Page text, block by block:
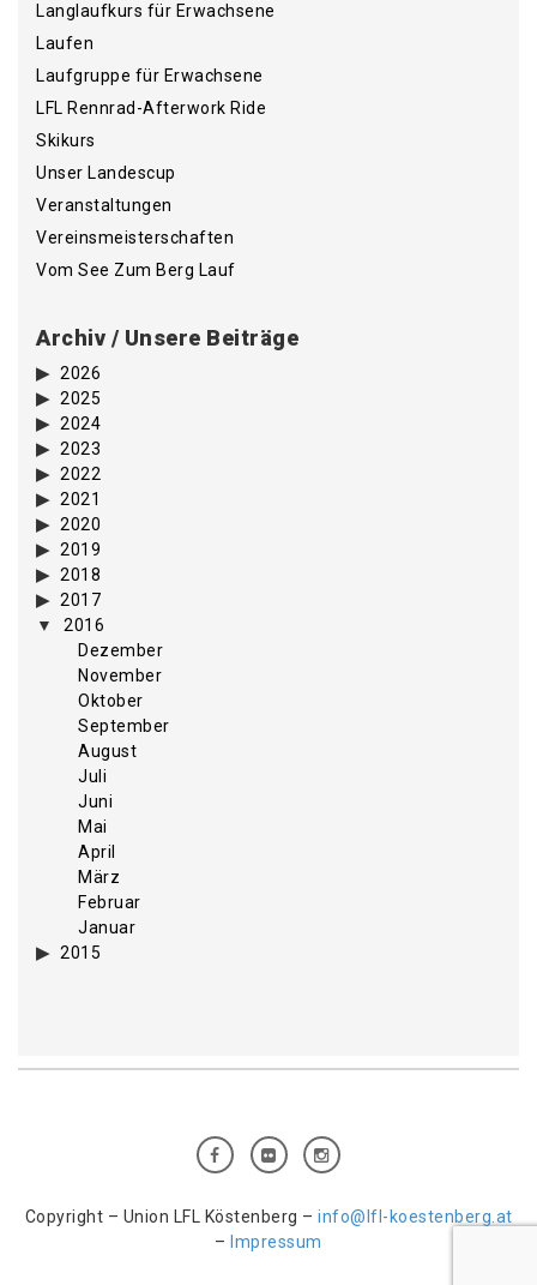
Langlaufkurs für Erwachsene
Laufen
Laufgruppe für Erwachsene
LFL Rennrad-Afterwork Ride
Skikurs
Unser Landescup
Veranstaltungen
Vereinsmeisterschaften
Vom See Zum Berg Lauf
Archiv / Unsere Beiträge
2026
2025
2024
2023
2022
2021
2020
2019
2018
2017
2016
Dezember
November
Oktober
September
August
Juli
Juni
Mai
April
März
Februar
Januar
2015
Copyright – Union LFL Köstenberg – info@lfl-koestenberg.at
– Impressum